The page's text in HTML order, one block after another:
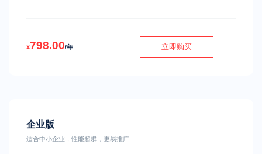
¥798.00/年 立即购买
企业版
适合中小企业，性能超群，更易推广